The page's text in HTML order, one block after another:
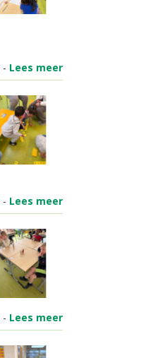
- Lees meer
- Lees meer
- Lees meer